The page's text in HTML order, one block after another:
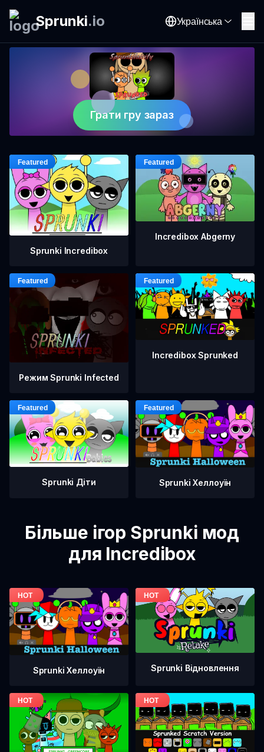
Sprunki.io Українська
Грати гру зараз
Sprunki Incredibox
Incredibox Abgerny
Режим Sprunki Infected
Incredibox Sprunked
Sprunki Діти Sprunki Хеллоуїн
Більше ігор Sprunki мод
для Incredibox
Sprunki Хеллоуїн Sprunki Відновлення